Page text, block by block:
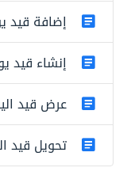
إضافة قيد
إنشاء قيد
عرض قيد
تحويل قيد